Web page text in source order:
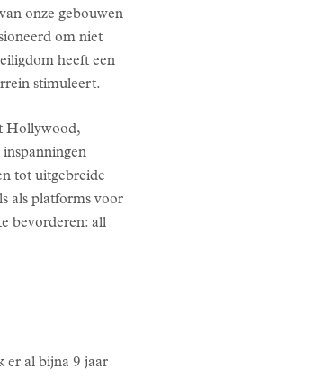
onze gebouwen
om niet
heeft een
stimuleert.
Hollywood,
tot uitgebreide
als platforms voor
bevorderen: all
er al bijna 9 jaar